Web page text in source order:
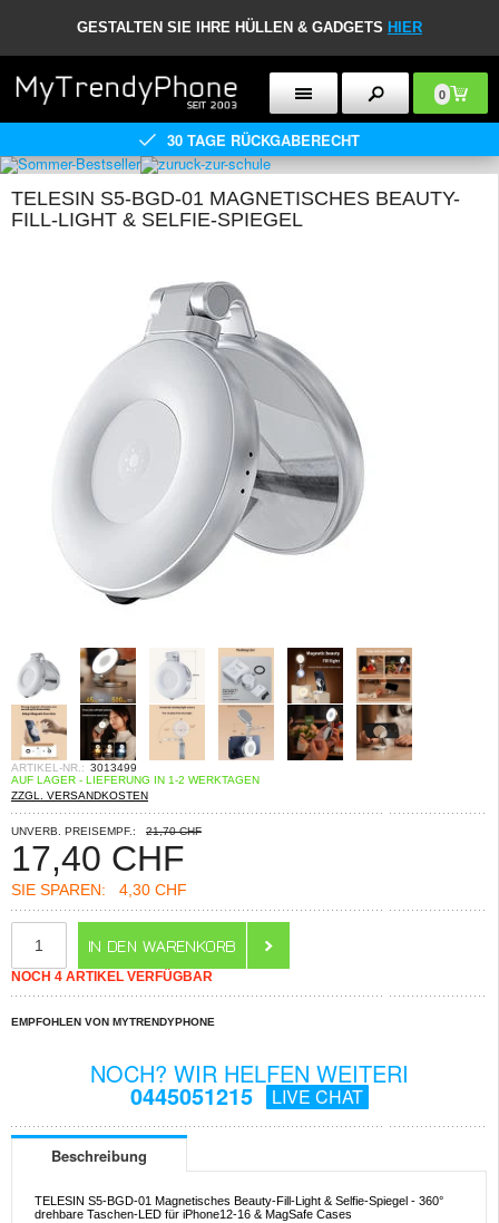
GESTALTEN SIE IHRE HÜLLEN & GADGETS HIER
0
30 TAGE RÜCKGABERECHT
TELESIN S5-BGD-01 MAGNETISCHES BEAUTY-
FILL-LIGHT & SELFIE-SPIEGEL
ARTIKEL-NR.: 3013499
AUF LAGER - LIEFERUNG IN 1-2 WERKTAGEN
ZZGL. VERSANDKOSTEN
UNVERB. PREISEMPF.: 21,70 CHF
17,40 CHF
SIE SPAREN: 4,30 CHF
NOCH 4 ARTIKEL VERFÜGBAR
EMPFOHLEN VON MYTRENDYPHONE
NOCH? WIR HELFEN WEITERI
0445051215 LIVE CHAT
Beschreibung
TELESIN S5-BGD-01 Magnetisches Beauty-Fill-Light & Selfie-Spiegel - 360°
drehbare Taschen-LED für iPhone12-16 & MagSafe Cases